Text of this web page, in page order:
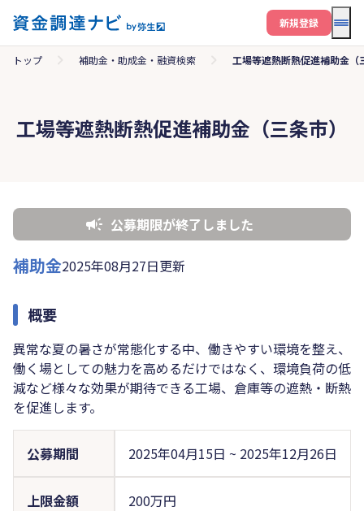
メ
新規登録
トップ 補助金・助成金・融資検索 工場等遮熱断熱促進補助金（
工場等遮熱断熱促進補助金（三条市）
公募期限が終了しました
補助金2025年08月27日更新
概要
異常な夏の暑さが常態化する中、働きやすい環境を整え、
働く場としての魅力を高めるだけではなく、環境負荷の低
減など様々な効果が期待できる工場、倉庫等の遮熱・断熱
を促進します。
公募期間 2025年04月15日 ~ 2025年12月26日
上限金額 200万円